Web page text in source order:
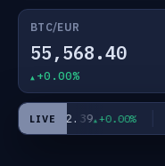
BTC/EUR
55,568.40
+0.00%
LIVE
JPY182.39 +0.00%